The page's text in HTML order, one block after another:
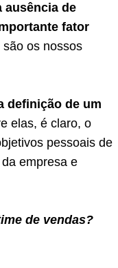
ausência de
fator
os nossos
definição de um
elas, é claro, o
pessoais de
empresa e
de vendas?